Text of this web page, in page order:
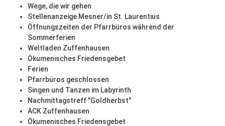
Wege, die wir gehen
Stellenanzeige Mesner/in St. Laurentius
Öffnungszeiten der Pfarrbüros während der
Sommerferien
Weltladen Zuffenhausen
Ökumenisches Friedensgebet
Ferien
Pfarrbüros geschlossen
Singen und Tanzen im Labyrinth
Nachmittagstreff "Goldherbst"
ACK Zuffenhausen
Ökumenisches Friedensgebet